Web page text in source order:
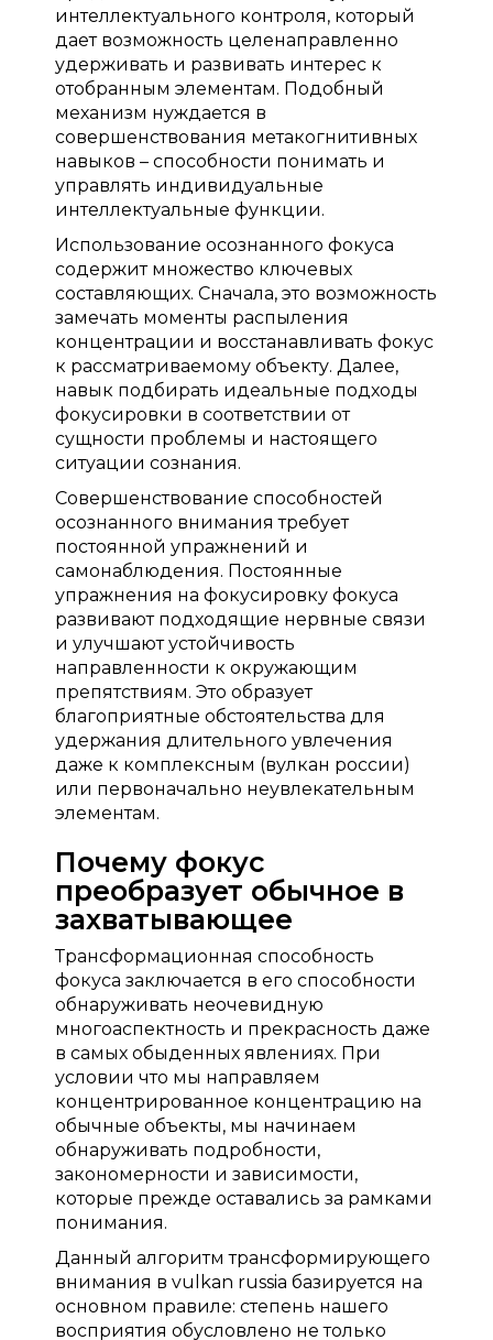
интеллектуального контроля, который
дает возможность целенаправленно
удерживать и развивать интерес к
отобранным элементам. Подобный
механизм нуждается в
совершенствования метакогнитивных
навыков – способности понимать и
управлять индивидуальные
интеллектуальные функции.
Использование осознанного фокуса
содержит множество ключевых
составляющих. Сначала, это возможность
замечать моменты распыления
концентрации и восстанавливать фокус
к рассматриваемому объекту. Далее,
навык подбирать идеальные подходы
фокусировки в соответствии от
сущности проблемы и настоящего
ситуации сознания.
Совершенствование способностей
осознанного внимания требует
постоянной упражнений и
самонаблюдения. Постоянные
упражнения на фокусировку фокуса
развивают подходящие нервные связи
и улучшают устойчивость
направленности к окружающим
препятствиям. Это образует
благоприятные обстоятельства для
удержания длительного увлечения
даже к комплексным (вулкан россии)
или первоначально неувлекательным
элементам.
Почему фокус
преобразует обычное в
захватывающее
Трансформационная способность
фокуса заключается в его способности
обнаруживать неочевидную
многоаспектность и прекрасность даже
в самых обыденных явлениях. При
условии что мы направляем
концентрированное концентрацию на
обычные объекты, мы начинаем
обнаруживать подробности,
закономерности и зависимости,
которые прежде оставались за рамками
понимания.
Данный алгоритм трансформирующего
внимания в vulkan russia базируется на
основном правиле: степень нашего
восприятия обусловлено не только